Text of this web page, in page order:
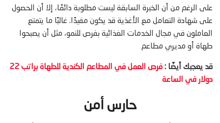
على الرغم من أن الخبرة السابقة ليست مطلوبة دائمًا، إلا أن الحصول
على شهادة التعامل مع الأغذية قد يكون مفيدًا. غالبًا ما يتمتع
العاملون في مجال الخدمات الغذائية بفرص للنمو، مثل أن يصبحوا
طهاة أو مديري مطاعم
قد يعجبك أيضًا :
فرص العمل في المطاعم الكندية للطهاة براتب 22
دولار في الساعة
حارس أمن